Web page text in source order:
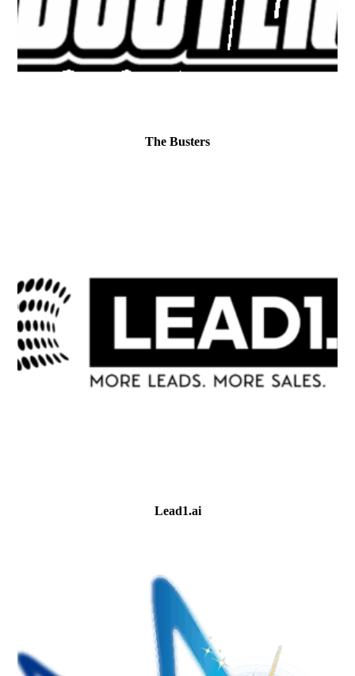
The Busters
Lead1.ai